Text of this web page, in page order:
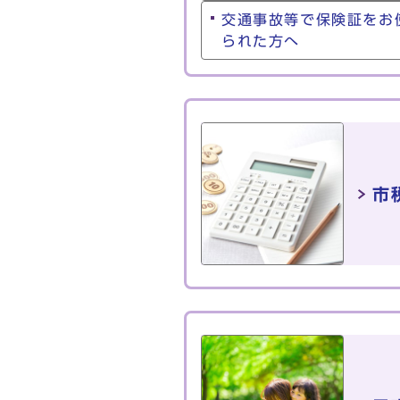
交通事故等で保険証をお
られた方へ
市